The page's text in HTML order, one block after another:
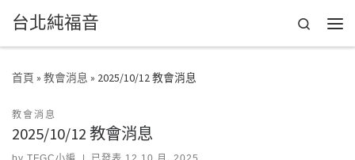
Skip to content
台北純福音 Search
首頁 » 教會消息 » 2025/10/12 教會消息
教會消息
2025/10/12 教會消息